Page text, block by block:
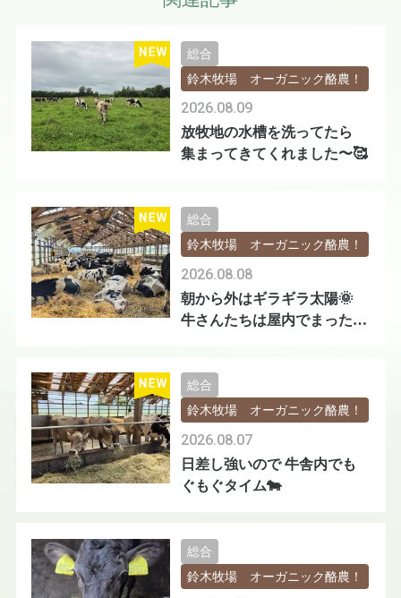
放牧地の水槽を洗ってたら
集まってきてくれました〜🥰
2026.08.09
総合
鈴木牧場 オーガニック酪農！
朝から外はギラギラ太陽🌞
牛さんたちは屋内でまったり
2026.08.08
総合
鈴木牧場 オーガニック酪農！
日差し強いので 牛舎内でも
ぐもぐタイム🐄
2026.08.07
総合
鈴木牧場 オーガニック酪農！
総合
鈴木牧場 オーガニック酪農！